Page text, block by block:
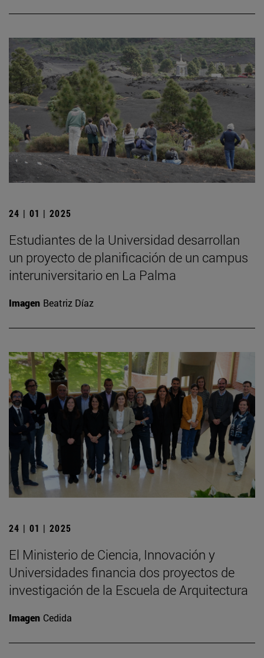
24 | 01 | 2025
Estudiantes de la Universidad desarrollan
un proyecto de planificación de un campus
interuniversitario en La Palma
Imagen Beatriz Díaz
24 | 01 | 2025
El Ministerio de Ciencia, Innovación y
Universidades financia dos proyectos de
investigación de la Escuela de Arquitectura
Imagen Cedida